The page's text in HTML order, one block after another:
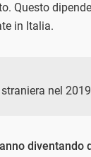
Questo
in Italia.
nel